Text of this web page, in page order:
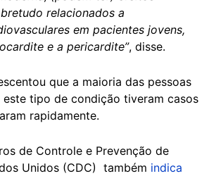
relacionados a
em pacientes jovens,
e a pericardite”, disse.
que a maioria das pessoas
tipo de condição tiveram casos
rapidamente.
de Controle e Prevenção de
Unidos (CDC) também indica